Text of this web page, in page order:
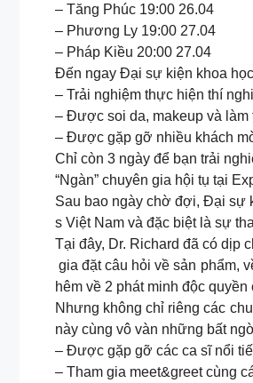
– Tăng Phúc 19:00 26.04
– Phương Ly 19:00 27.04
– Pháp Kiều 20:00 27.04
Đến ngay Đại sự kiện khoa
– Trải nghiệm thực hiện thí
– Được soi da, makeup và làm
– Được gặp gỡ nhiều khách
Chỉ còn 3 ngày để bạn trải
“Ngàn” chuyên gia hội tụ tại
Sau bao ngày chờ đợi, Đại sự
s Việt Nam và đặc biệt là sự
Tại đây, Dr. Richard đã có dịp
gia đặt câu hỏi về sản phẩm,
hêm về 2 phát minh độc
Nhưng không chỉ riêng các
này cùng vô vàn những bất
– Được gặp gỡ các ca sĩ nổi
– Tham gia meet&greet cùng